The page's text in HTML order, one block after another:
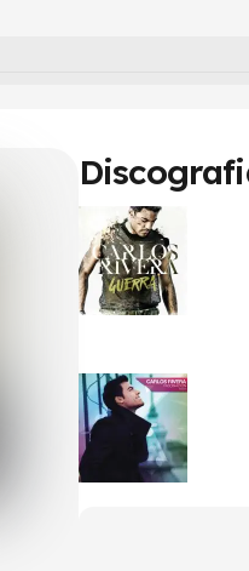
Guerra
2018
•
Álbum
Fascinación
(Remixes)
2013
•
Álbum